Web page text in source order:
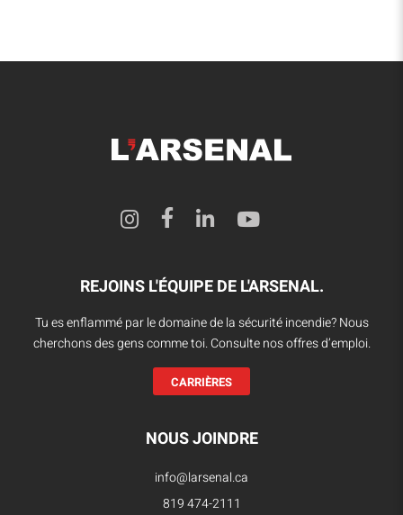
REJOINS L'ÉQUIPE DE L'ARSENAL.
Tu es enflammé par le domaine de la sécurité incendie? Nous
cherchons des gens comme toi. Consulte nos offres d’emploi.
CARRIÈRES
NOUS JOINDRE
info@larsenal.ca
819 474-2111